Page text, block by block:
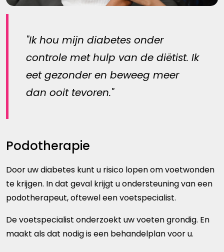
Ik hou mijn diabetes onder
controle met hulp van de diëtist. Ik
eet gezonder en beweeg meer
dan ooit tevoren.
Podotherapie
Door uw diabetes kunt u risico lopen om voetwonden
te krijgen. In dat geval krijgt u ondersteuning van een
podotherapeut, oftewel een voetspecialist.
De voetspecialist onderzoekt uw voeten grondig. En
maakt als dat nodig is een behandelplan voor u.